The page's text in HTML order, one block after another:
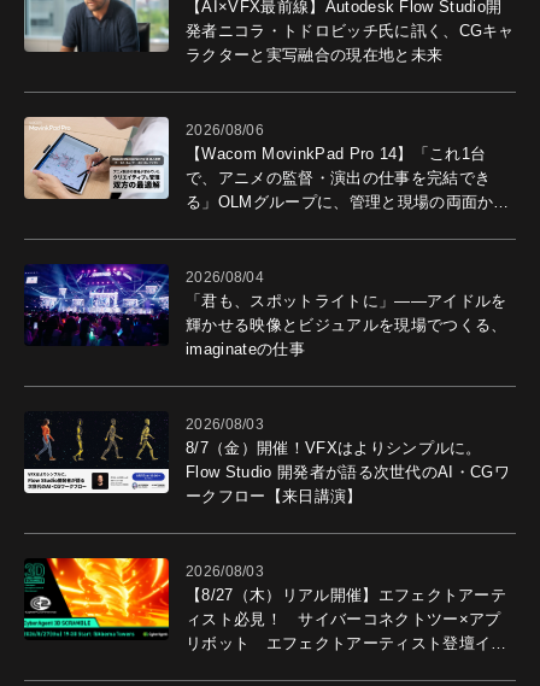
【AI×VFX最前線】Autodesk Flow Studio開
発者ニコラ・トドロビッチ氏に訊く、CGキャ
ラクターと実写融合の現在地と未来
2026/08/06
【Wacom MovinkPad Pro 14】「これ1台
で、アニメの監督・演出の仕事を完結でき
る」OLMグループに、管理と現場の両面から
2026/08/04
「君も、スポットライトに」――アイドルを
輝かせる映像とビジュアルを現場でつくる、
imaginateの仕事
2026/08/03
8/7（金）開催！VFXはよりシンプルに。
Flow Studio 開発者が語る次世代のAI・CGワ
ークフロー【来日講演】
2026/08/03
【8/27（木）リアル開催】エフェクトアーテ
ィスト必見！ サイバーコネクトツー×アプ
リボット エフェクトアーティスト登壇イベ